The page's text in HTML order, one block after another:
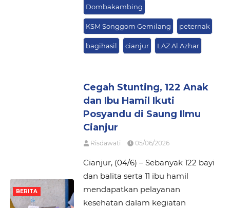
Dombakambing
KSM Songgom Gemilang peternak
bagihasil cianjur LAZ Al Azhar
BERITA
Cegah Stunting, 122 Anak
dan Ibu Hamil Ikuti
Posyandu di Saung Ilmu
Cianjur
Risdawati 05/06/2026
Cianjur, (04/6) – Sebanyak 122 bayi
dan balita serta 11 ibu hamil
mendapatkan pelayanan
kesehatan dalam kegiatan